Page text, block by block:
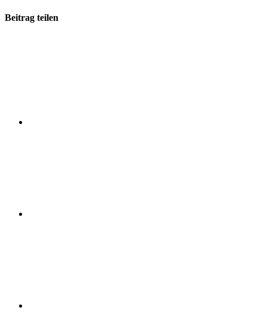
Beitrag teilen